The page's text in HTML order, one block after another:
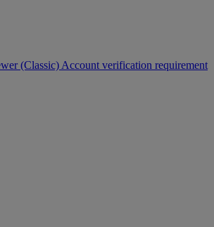
(Classic) Account verification requirement